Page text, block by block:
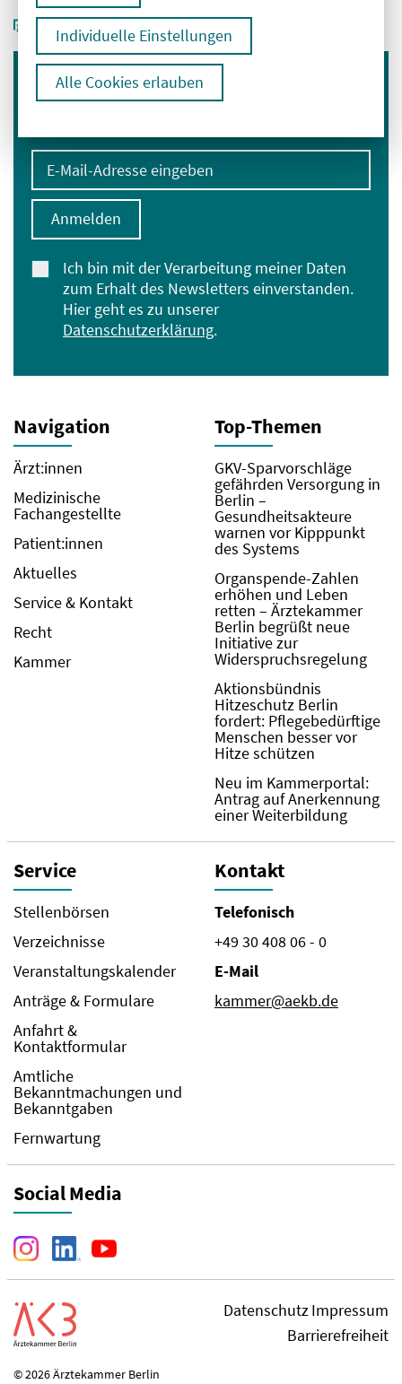
Individuelle Einstellungen
Alle Cookies erlauben
Immer informiert bleiben
E-Mail-Adresse eingeben
Ich bin mit der Verarbeitung meiner Daten
zum Erhalt des Newsletters einverstanden.
Hier geht es zu unserer
Datenschutzerklärung.
Anmelden
Navigation
Ärzt:innen
Medizinische
Fachangestellte
Patient:innen
Aktuelles
Service & Kontakt
Recht
Kammer
Top-Themen
GKV-Sparvorschläge
gefährden Versorgung in
Berlin –
Gesundheitsakteure
warnen vor Kipppunkt
des Systems
Organspende-Zahlen
erhöhen und Leben
retten – Ärztekammer
Berlin begrüßt neue
Initiative zur
Widerspruchsregelung
Aktionsbündnis
Hitzeschutz Berlin
fordert: Pflegebedürftige
Menschen besser vor
Hitze schützen
Neu im Kammerportal:
Antrag auf Anerkennung
einer Weiterbildung
Service
Stellenbörsen
Verzeichnisse
Veranstaltungskalender
Anträge & Formulare
Anfahrt &
Kontaktformular
Amtliche
Bekanntmachungen und
Bekanntgaben
Fernwartung
Kontakt
Telefonisch
+49 30 408 06 - 0
E-Mail
kammer@aekb.de
Social Media
DatenschutzImpressum
Barrierefreiheit
© 2026 Ärztekammer Berlin